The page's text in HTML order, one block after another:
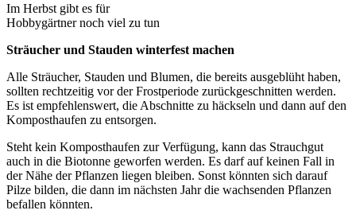
Im Herbst gibt es für
Hobbygärtner noch viel zu tun
Sträucher und Stauden winterfest machen
Alle Sträucher, Stauden und Blumen, die bereits ausgeblüht haben,
sollten rechtzeitig vor der Frostperiode zurückgeschnitten werden.
Es ist empfehlenswert, die Abschnitte zu häckseln und dann auf den
Komposthaufen zu entsorgen.
Steht kein Komposthaufen zur Verfügung, kann das Strauchgut
auch in die Biotonne geworfen werden. Es darf auf keinen Fall in
der Nähe der Pflanzen liegen bleiben. Sonst könnten sich darauf
Pilze bilden, die dann im nächsten Jahr die wachsenden Pflanzen
befallen könnten.